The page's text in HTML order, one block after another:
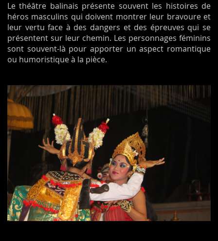
Le théâtre balinais présente souvent les histoires de
héros masculins qui doivent montrer leur bravoure et
leur vertu face à des dangers et des épreuves qui se
présentent sur leur chemin. Les personnages féminins
sont souvent-là pour apporter un aspect romantique
ou humoristique à la pièce.